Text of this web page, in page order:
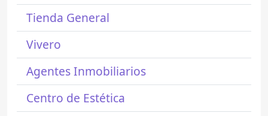
Tienda General
Vivero
Agentes Inmobiliarios
Centro de Estética